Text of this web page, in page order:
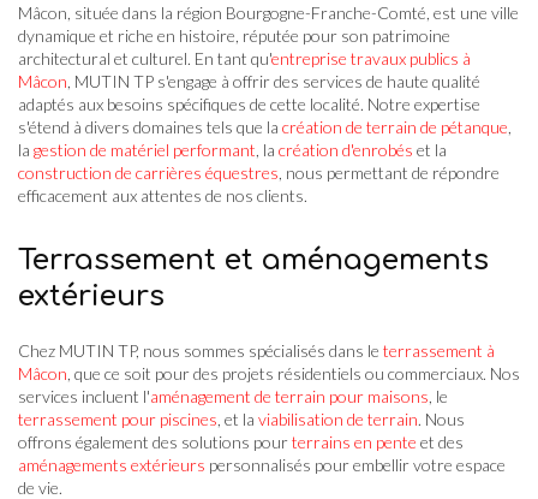
Mâcon, située dans la région Bourgogne-Franche-Comté, est une ville
dynamique et riche en histoire, réputée pour son patrimoine
architectural et culturel. En tant qu'entreprise travaux publics à
Mâcon , MUTIN TP s'engage à offrir des services de haute qualité
adaptés aux besoins spécifiques de cette localité. Notre expertise
s'étend à divers domaines tels que la création de terrain de pétanque
la gestion de matériel performant , la création d'enrobés et la
construction de carrières équestres , nous permettant de répondre
efficacement aux attentes de nos clients.
Terrassement et aménagements
extérieurs
Chez MUTIN TP, nous sommes spécialisés dans le terrassement à
Mâcon , que ce soit pour des projets résidentiels ou commerciaux. Nos
services incluent l'aménagement de terrain pour maisons , le
terrassement pour piscines , et la viabilisation de terrain. Nous
offrons également des solutions pourterrains en pente et des
aménagements extérieurs personnalisés pour embellir votre espace
de vie.